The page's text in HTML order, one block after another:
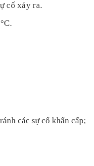
cố xảy ra.
các sự cố khẩn cấp;